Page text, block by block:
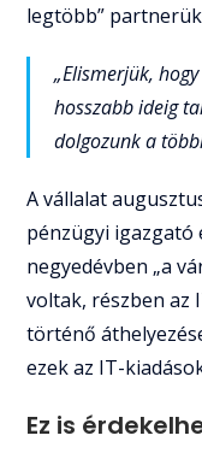
legtöbb”
„Elismerjük,
hosszabb ideig
dolgozunk a
A vállalat
pénzügyi igazgató
negyedévben „a
voltak, részben az
történő
ezek az IT-
Ez is